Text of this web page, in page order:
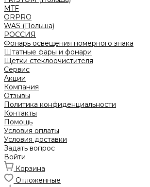
MTF
ORPRO
WAS (Польша)
РОССИЯ
Фонарь освещения номерного знака
Штатные фары и фонари
Щетки стеклоочистителя
Сервис
Акции
Компания
Отзывы
Политика конфиденциальности
Контакты
Помощь
Условия оплаты
Условия доставки
Задать вопрос
Войти
Корзина
Отложенные